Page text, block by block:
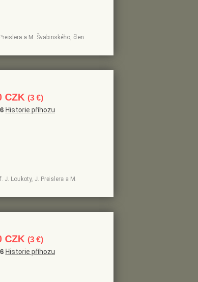
a M. Švabinského, člen
J. Loukoty, J. Preislera a M.
CZK (3 €)
Historie příhozu
CZK (3 €)
Historie příhozu